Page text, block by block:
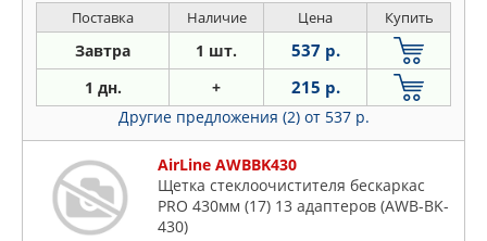
Поставка Наличие Цена Купить
Завтра 1 шт. 537 р.
1 дн. + 215 р.
Другие предложения (2) от 537 р.
AirLine AWBBK430
Щетка стеклоочистителя бескаркас
PRO 430мм (17) 13 адаптеров (AWB-BK-
430)